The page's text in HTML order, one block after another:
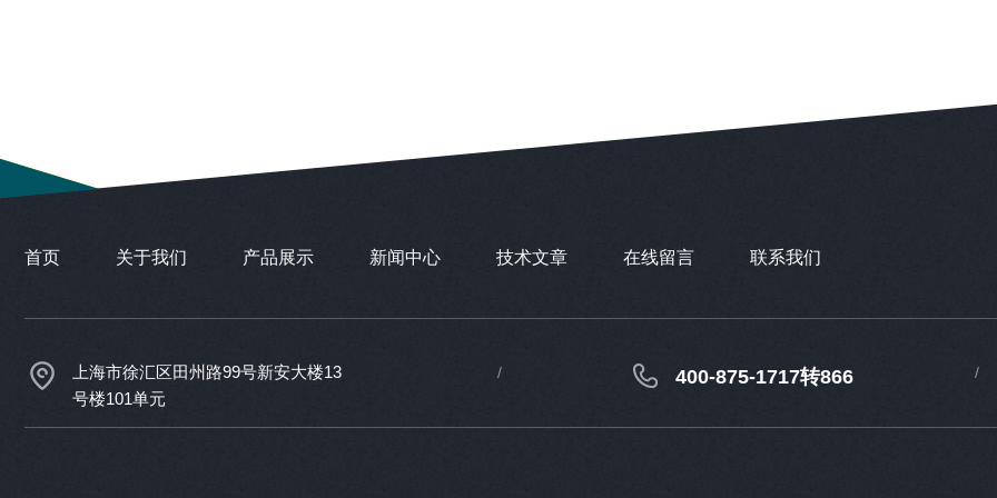
首页 关于我们 产品展示 新闻中心 技术文章 在线留言 联系我们
上海市徐汇区田州路99号新安大楼13
号楼101单元
400-875-1717转866